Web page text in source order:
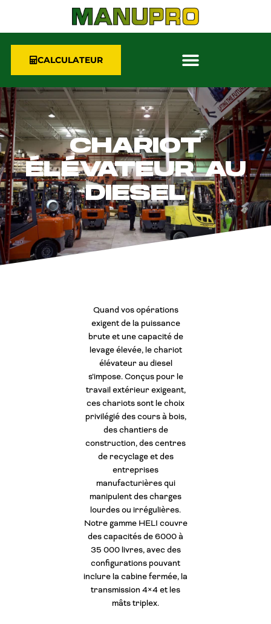
CALCULATEUR
CHARIOT
ÉLÉVATEUR AU
DIESEL
Quand vos opérations
exigent de la puissance
brute et une capacité de
levage élevée, le chariot
élévateur au diesel
s’impose. Conçus pour le
travail extérieur exigeant,
ces chariots sont le choix
privilégié des cours à bois,
des chantiers de
construction, des centres
de recyclage et des
entreprises
manufacturières qui
manipulent des charges
lourdes ou irrégulières.
Notre gamme HELI couvre
des capacités de 6000 à
35 000 livres, avec des
configurations pouvant
inclure la cabine fermée, la
transmission 4×4 et les
mâts triplex.